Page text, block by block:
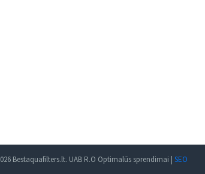
Bestaquafilters.lt. UAB R.O Optimalūs sprendimai | SEO